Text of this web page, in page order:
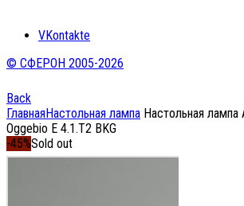
VKontakte
© СФЕРОН 2005-2026
Back
ГлавнаяНастольная лампа Настольная
Oggebio E 4.1.T2 BKG
-45%Sold out